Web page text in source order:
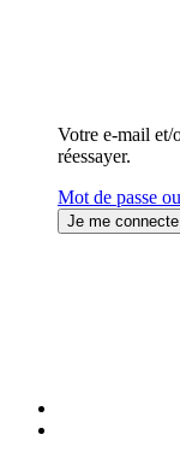
Votre e-mail et/
réessayer.
Mot de passe